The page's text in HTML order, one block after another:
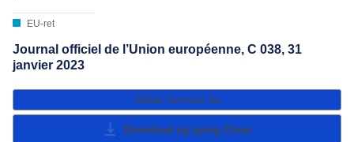
EU-ret
Journal officiel de l’Union européenne, C 038, 31
janvier 2023
Sådan henviser du
Download og sprog Close